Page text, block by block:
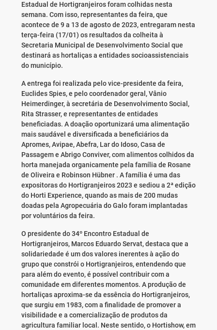
Estadual de Hortigranjeiros foram colhidas nesta
semana. Com isso, representantes da feira, que
acontece de 9 a 13 de agosto de 2023, entregaram nesta
terça-feira (17/01) os resultados da colheita à
Secretaria Municipal de Desenvolvimento Social que
destinará as hortaliças a entidades socioassistenciais
do município.
A entrega foi realizada pelo vice-presidente da feira,
Euclides Spies, e pelo coordenador geral, Vânio
Heimerdinger, à secretária de Desenvolvimento Social,
Rita Strasser, e representantes de entidades
beneficiadas. A doação oportunizará uma alimentação
mais saudável e diversificada a beneficiários da
Apromes, Avipae, Abefra, Lar do Idoso, Casa de
Passagem e Abrigo Conviver, com alimentos colhidos da
horta manejada organicamente pela família de Rosane
de Oliveira e Robinson Hübner . A família é uma das
expositoras do Hortigranjeiros 2023 e sediou a 2ª edição
do Horti Experience, quando as mais de 200 mudas
doadas pela Agropecuária do Galo foram implantadas
por voluntários da feira.
O presidente do 34º Encontro Estadual de
Hortigranjeiros, Marcos Eduardo Servat, destaca que a
solidariedade é um dos valores inerentes à ação do
grupo que constrói o Hortigranjeiros, entendendo que
para além do evento, é possível contribuir com a
comunidade em diferentes momentos. A produção de
hortaliças aproxima-se da essência do Hortigranjeiros,
que surgiu em 1983, com a finalidade de promover a
visibilidade e a comercialização de produtos da
agricultura familiar local. Neste sentido, o Hortishow, em